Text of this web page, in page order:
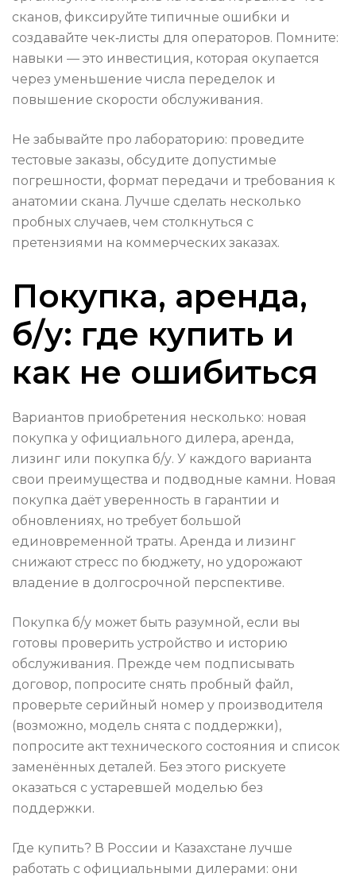
сканов, фиксируйте типичные ошибки и
создавайте чек‑листы для операторов. Помните:
навыки — это инвестиция, которая окупается
через уменьшение числа переделок и
повышение скорости обслуживания.
Не забывайте про лабораторию: проведите
тестовые заказы, обсудите допустимые
погрешности, формат передачи и требования к
анатомии скана. Лучше сделать несколько
пробных случаев, чем столкнуться с
претензиями на коммерческих заказах.
Покупка, аренда,
б/у: где купить и
как не ошибиться
Вариантов приобретения несколько: новая
покупка у официального дилера, аренда,
лизинг или покупка б/у. У каждого варианта
свои преимущества и подводные камни. Новая
покупка даёт уверенность в гарантии и
обновлениях, но требует большой
единовременной траты. Аренда и лизинг
снижают стресс по бюджету, но удорожают
владение в долгосрочной перспективе.
Покупка б/у может быть разумной, если вы
готовы проверить устройство и историю
обслуживания. Прежде чем подписывать
договор, попросите снять пробный файл,
проверьте серийный номер у производителя
(возможно, модель снята с поддержки),
попросите акт технического состояния и список
заменённых деталей. Без этого рискуете
оказаться с устаревшей моделью без
поддержки.
Где купить? В России и Казахстане лучше
работать с официальными дилерами: они